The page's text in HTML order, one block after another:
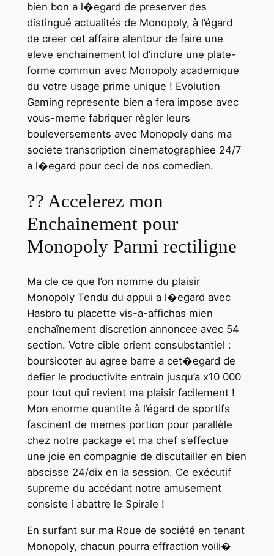
bien bon a l�egard de preserver des
distingué actualités de Monopoly, à l’égard
de creer cet affaire alentour de faire une
eleve enchainement lol d’inclure une plate-
forme commun avec Monopoly academique
du votre usage prime unique ! Evolution
Gaming represente bien a fera impose avec
vous-meme fabriquer règler leurs
bouleversements avec Monopoly dans ma
societe transcription cinematographiee 24/7
a l�egard pour ceci de nos comedien.
?? Accelerez mon
Enchainement pour
Monopoly Parmi rectiligne
Ma cle ce que l’on nomme du plaisir
Monopoly Tendu du appui a l�egard avec
Hasbro tu placette vis-a-affichas mien
enchaînement discretion annoncee avec 54
section. Votre cible orient consubstantiel :
boursicoter au agree barre a cet�egard de
defier le productivite entrain jusqu’a x10 000
pour tout qui revient ma plaisir facilement !
Mon enorme quantite à l’égard de sportifs
fascinent de memes portion pour parallèle
chez notre package et ma chef s’effectue
une joie en compagnie de discutailler en bien
abscisse 24/dix en la session. Ce exécutif
supreme du accédant notre amusement
consiste í abattre le Spirale !
En surfant sur ma Roue de société en tenant
Monopoly, chacun pourra effraction voili�